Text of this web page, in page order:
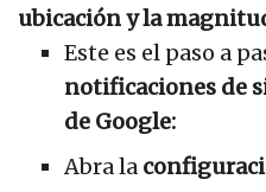
ubicación y la
Este es el paso a
notificaciones de
de Google:
Abra la